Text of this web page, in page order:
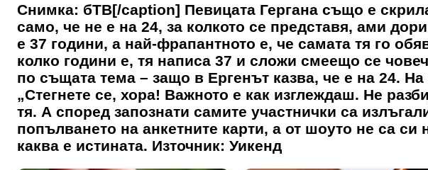
Снимка: бТВ[/caption] Певицата Гергана също е
само, че не е на 24, за колкото се представя, ами
е 37 години, а най-фрапантното е, че самата тя го
колко години е, тя написа 37 и сложи смеещо се
по същата тема – защо в Ергенът казва, че е на 24. На
„Стегнете се, хора! Важното е как изглеждаш. Не
тя. А според запознати самите участнички са
попълването на анкетните карти, а от шоуто не са си
каква е истината. Източник: Уикенд